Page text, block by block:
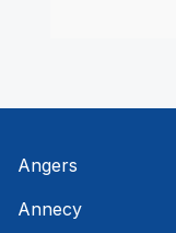
Angers
Annecy